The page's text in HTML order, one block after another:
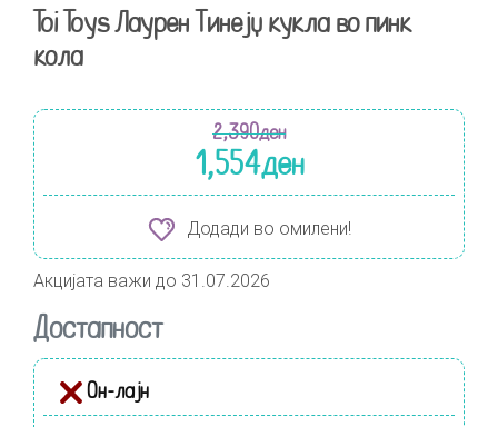
Toi Toys Лаурен Тинејџ кукла во пинк
кола
2,390ден
1,554ден
Додади во омилени!
Акцијата важи до 31.07.2026
Достапност
Он-лајн